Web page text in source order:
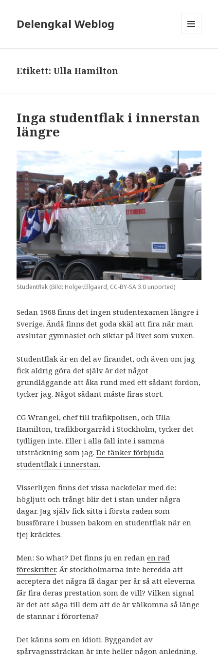
Delengkal Weblog
Etikett:Ulla Hamilton
Inga studentflak i innerstan
längre
Studentflak (Bild: Holger.Ellgaard, CC-BY-SA 3.0 unported)
Sedan 1968 finns det ingen studentexamen längre i
Sverige. Ändå finns det goda skäl att fira när man
avslutar gymnasiet och siktar på livet som vuxen.
Studentflak är en del av firandet, och även om jag
fick aldrig göra det själv är det något
grundläggande att åka rund med ett sådant fordon,
tycker jag. Något sådant måste firas stort.
CG Wrangel, chef till trafikpolisen, och Ulla
Hamilton, trafikborgarråd i Stockholm, tycker det
tydligen inte. Eller i alla fall inte i samma
utsträckning som jag.De tänker förbjuda
studentflak i innerstan.
Visserligen finns det vissa nackdelar med de:
högljutt och trångt blir det i stan under några
dagar. Jag själv fick sitta i första raden som
bussförare i bussen bakom en studentflak när en
tjej kräcktes.
Men: So what? Det finns ju en redanen rad
föreskrifter. Är stockholmarna inte beredda att
acceptera det några få dagar per år så att eleverna
får fira deras prestation som de vill? Vilken signal
är det att säga till dem att de är välkomna så länge
de stannar i förortena?
Det känns som en idioti. Byggandet av
spårvagnssträckan är inte heller någon anledning.